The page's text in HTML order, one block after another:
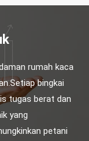
rumah kaca
bingkai
tugas berat dan
yang
petani